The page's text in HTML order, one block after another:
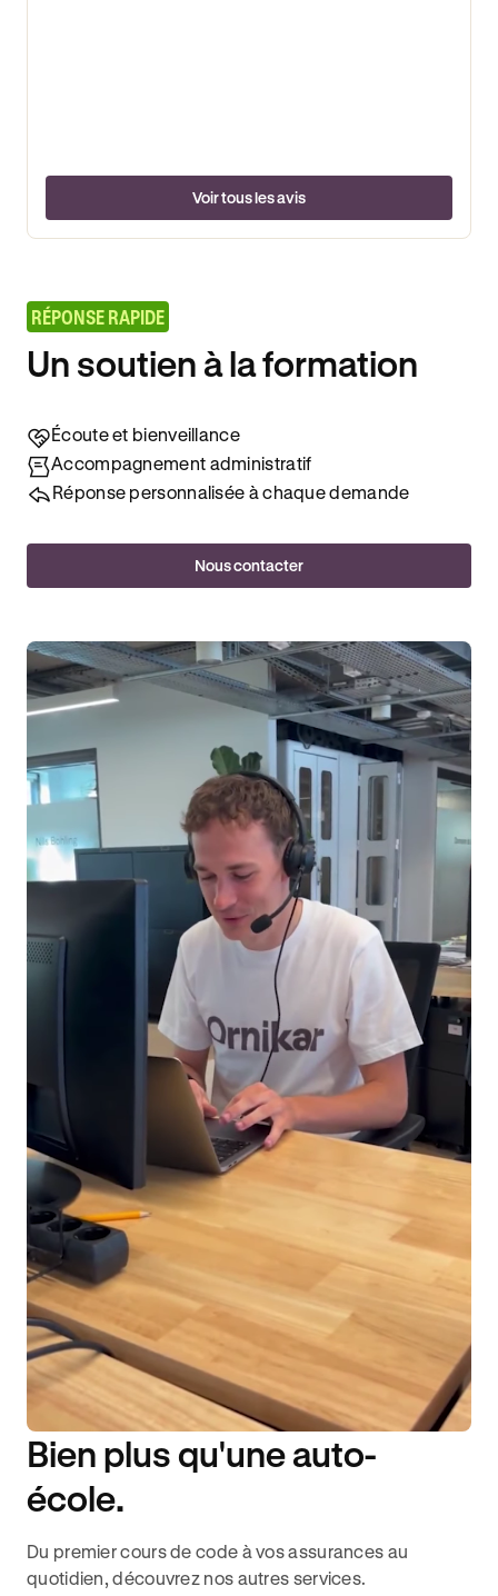
Voir tous les avis
DISPONIBILITÉ 6J/7
RÉPONSE RAPIDE
Un soutien à la formation
Écoute et bienveillance
Accompagnement administratif
Réponse personnalisée à chaque demande
Nous contacter
Bien plus qu'une auto-
école.
Du premier cours de code à vos assurances au
quotidien, découvrez nos autres services.